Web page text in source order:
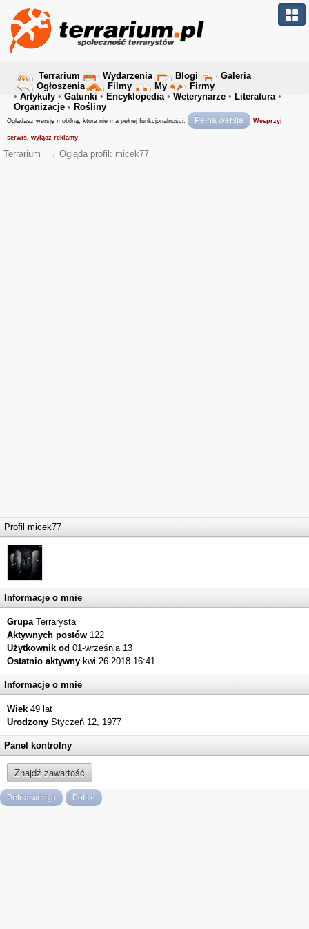
Terrarium Wydarzenia Blogi
Galeria
Ogłoszenia
Filmy My
Firmy
• Artykuły • Gatunki • Encyklopedia• Weterynarze • Literatura•
Organizacje • Rośliny
Oglądasz wersję mobilną, która nie ma pełnej funkcjonalności. Pełna wersja Wesprzyj
serwis, wyłącz reklamy
Terrarium → Ogląda profil: micek77
Profil micek77
Informacje o mnie
GrupaTerrarysta
Aktywnych postów 122
Użytkownik od 01-września 13
Ostatnio aktywny kwi 26 2018 16:41
Informacje o mnie
Wiek 49 lat
Urodzony Styczeń 12, 1977
Panel kontrolny
Znajdź zawartość
Pełna wersja Polski